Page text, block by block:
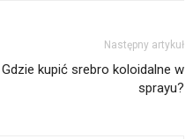
Następny artykuł
Gdzie kupić srebro koloidalne w
sprayu?